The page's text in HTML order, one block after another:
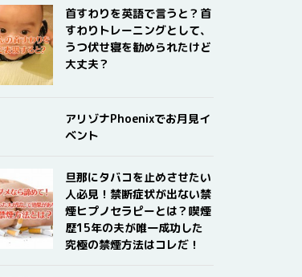
首すわりを英語で言うと？首
すわりトレーニングとして、
うつ伏せ寝を勧められたけど
大丈夫？
アリゾナPhoenixでお月見イ
ベント
旦那にタバコを止めさせたい
人必見！禁断症状が出ない禁
煙ヒプノセラピーとは？喫煙
歴15年の夫が唯一成功した
究極の禁煙方法はコレだ！